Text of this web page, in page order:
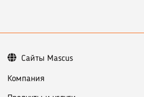
Компания
Сайты Mascus